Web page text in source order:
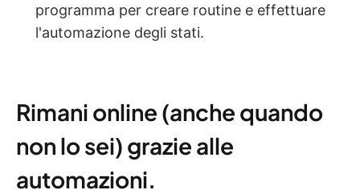
programma per creare routine e effettuare
l'automazione degli stati.
Rimani online (anche quando
non lo sei) grazie alle
automazioni.